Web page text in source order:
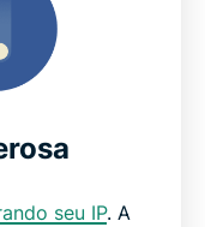
seu IP. A